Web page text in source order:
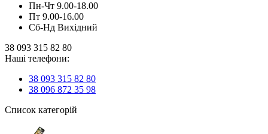
Пн-Чт 9.00-18.00
Пт 9.00-16.00
Сб-Нд Вихідний
38 093 315 82 80
Наші телефони:
38 093 315 82 80
38 096 872 35 98
Список категорій